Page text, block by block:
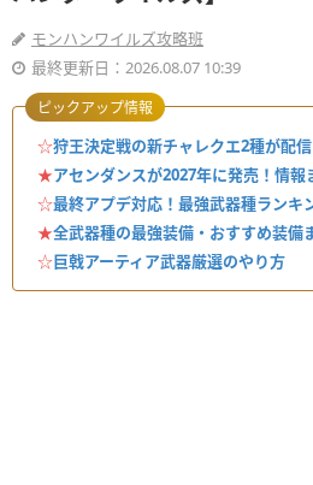
モンハンワイルズ攻略班
最終更新日：2026.08.07 10:39
☆狩王決定戦の新チャレクエ2種が配信
★アセンダンスが2027年に発売！情報
☆最終アプデ対応！最強武器種ランキ
★全武器種の最強装備・おすすめ装備
☆巨戟アーティア武器厳選のやり方
ピックアップ情報